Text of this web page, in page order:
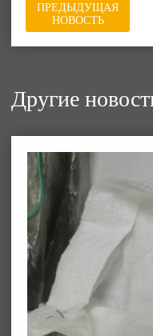
ПРЕДЫДУЩАЯ
НОВОСТЬ
Другие